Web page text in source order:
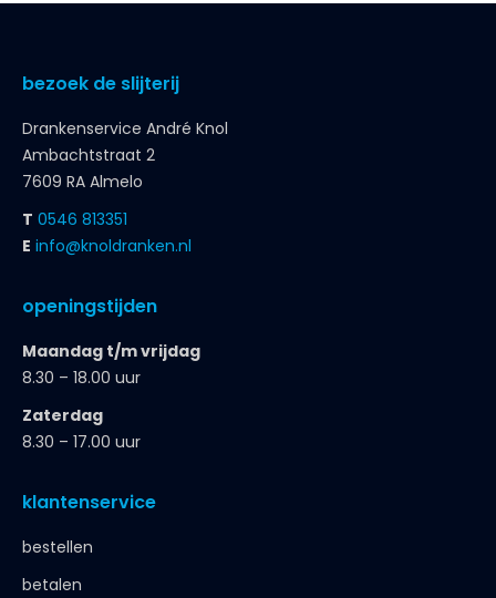
bezoek de slijterij
Drankenservice André Knol
Ambachtstraat 2
7609 RA Almelo
T 0546 813351
E info@knoldranken.nl
openingstijden
Maandag t/m vrijdag
8.30 – 18.00 uur
Zaterdag
8.30 – 17.00 uur
klantenservice
bestellen
betalen